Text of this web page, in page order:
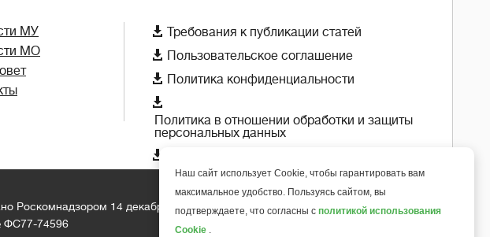
МУ
МО
 Требования к публикации статей
 Пользовательское соглашение
 Политика конфиденциальности

Политика в отношении обработки и защиты
персональных данных

Роскомнадзором 14 декабря 2018 года
ФС77-74596
6+
Наш сайт использует Cookie, чтобы гарантировать вам
максимальное удобство. Пользуясь сайтом, вы
подтверждаете, что согласны с политикой использования
Cookie .